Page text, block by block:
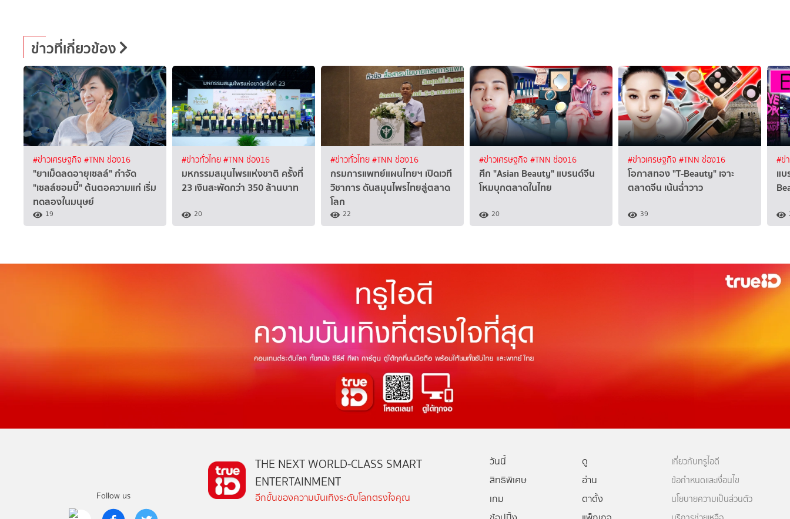
ข่าวที่เกี่ยวข้อง
#ข่าวเศรษฐกิจ #TNN ช่อง16
"ยาเม็ดลดอายุเซลล์" กำจัด
"เซลล์ซอมบี้" ต้นตอความแก่ เริ่ม
ทดลองในมนุษย์
19
#ข่าวทั่วไทย#TNN ช่อง16
มหกรรมสมุนไพรแห่งชาติ ครั้งที่
23 เงินสะพัดกว่า 350 ล้านบาท
20
#ข่าวทั่วไทย#TNN ช่อง16
กรมการแพทย์แผนไทยฯ เปิดเวที
วิชาการ ดันสมุนไพรไทยสู่ตลาด
โลก
22
#ข่าวเศรษฐกิจ #TNN ช่อง16
ศึก "Asian Beauty" แบรนด์จีน
โหมบุกตลาดในไทย
20
#ข่าวเศรษฐกิจ #TNN ช่อง16
โอกาสทอง "T-Beauty" เจาะ
ตลาดจีน เน้นฉ่ำวาว
39
#ข่
แ
Follow us
THE NEXT WORLD-CLASS SMART
ENTERTAINMENT
อีกขั้นของความบันเทิงระดับโลกตรงใจคุณ
วันนี้
ดู
สิทธิพิเศษ
อ่าน
เกม
ตาตั้ง
เกี่ยวกับทรูไอดี
ข้อกำหนดและเงื่อนไข
นโยบายความเป็นส่วนตัว